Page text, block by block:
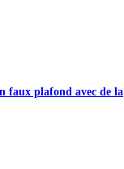
faux plafond avec de la